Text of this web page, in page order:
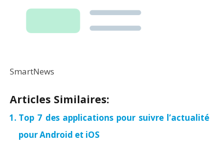
SmartNews
Articles Similaires:
Top 7 des applications pour suivre l’actualité
pour Android et iOS